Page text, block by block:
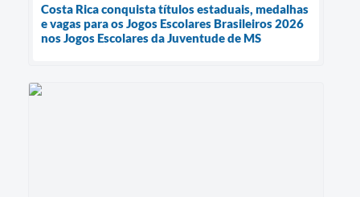
Costa Rica conquista títulos estaduais, medalhas
e vagas para os Jogos Escolares Brasileiros 2026
nos Jogos Escolares da Juventude de MS